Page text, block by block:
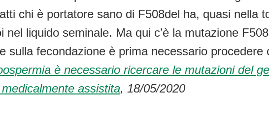
chi è portatore sano di F508del ha, quasi nella
liquido seminale. Ma qui c’è la mutazione
sulla fecondazione è prima necessario
è necessario ricercare le mutazioni del
assistita, 18/05/2020